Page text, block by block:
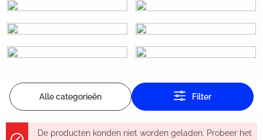
Alle categorieën Filter
De producten konden niet worden geladen. Probeer het